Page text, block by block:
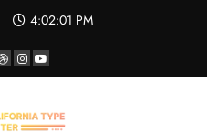
4:02:01 PM